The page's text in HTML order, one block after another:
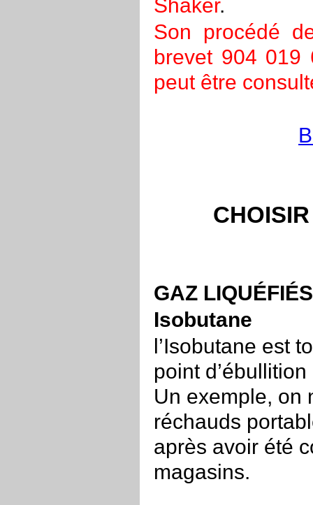
Shaker.
Son procédé
brevet 904 019
peut être
GAZ
Isobutane
l’Isobutane est
point
Un exemple, on
réchauds
après avoir été
magasins.